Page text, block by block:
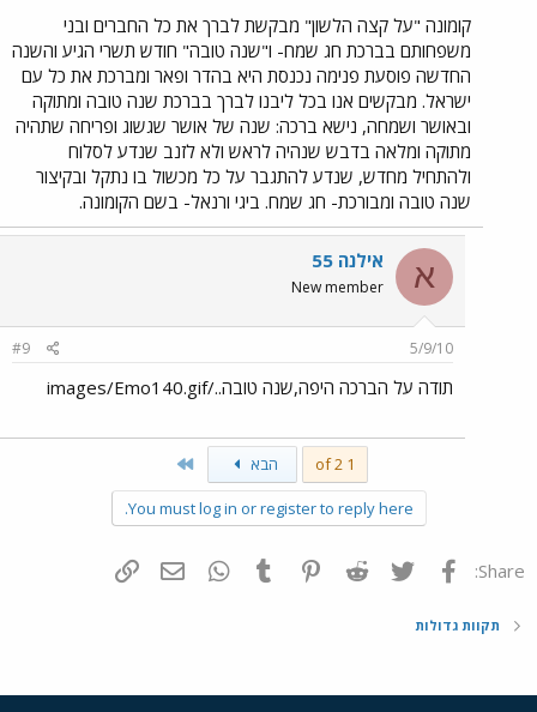
קומונה "על קצה הלשון" מבקשת לברך את כל החברים ובני
משפחותם בברכת חג שמח- ו"שנה טובה" חודש תשרי הגיע והשנה
החדשה פוסעת פנימה נכנסת היא בהדר ופאר ומברכת את כל עם
ישראל. מבקשים אנו בכל ליבנו לברך בברכת שנה טובה ומתוקה
ובאושר ושמחה, נישא ברכה: שנה של אושר שגשוג ופריחה שתהיה
מתוקה ומלאה בדבש שנהיה לראש ולא לזנב שנדע לסלוח
ולהתחיל מחדש, שנדע להתגבר על כל מכשול בו נתקל ובקיצור
שנה טובה ומבורכת- חג שמח. ביגי ורנאל- בשם הקומונה.
א אילנה 55
New member
5/9/10
#9
תודה על הברכה היפה,שנה טובה../images/Emo140.gif
1 of 2 הבא
You must log in or register to reply here.
Share: פייסבוק Twitter
Reddit
Pinterest
Tumblr
WhatsAppדואר אלקטרוני
תקוות גדולות